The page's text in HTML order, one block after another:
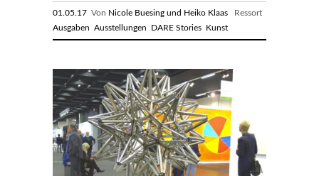
01.05.17 Von Nicole Buesing und Heiko Klaas Ressort
Ausgaben Ausstellungen DARE Stories Kunst